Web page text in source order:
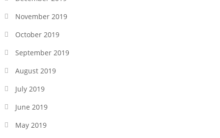
November 2019
October 2019
September 2019
August 2019
July 2019
June 2019
May 2019